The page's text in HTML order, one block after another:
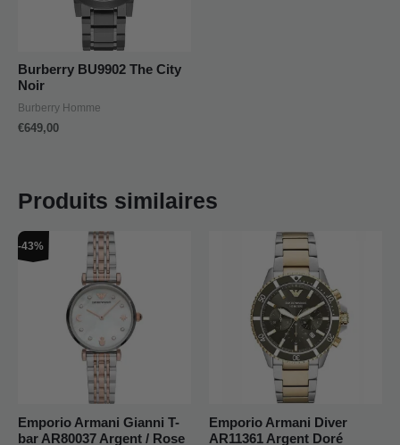
Burberry BU9902 The City
Noir
Burberry Homme
€649,00
Produits similaires
-43%
Emporio Armani Gianni T-
bar AR80037 Argent / Rose
initial
était :
€419,00.
Le
prix
actuel
est :
€239,00.
Emporio Armani Diver
AR11361 Argent Doré